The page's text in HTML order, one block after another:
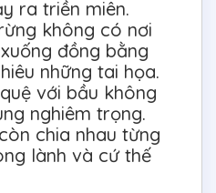
ra triền miên.
không có nơi
đồng bằng
những tai họa.
với bầu không
nghiêm trọng.
chia nhau từng
lành và cứ thế